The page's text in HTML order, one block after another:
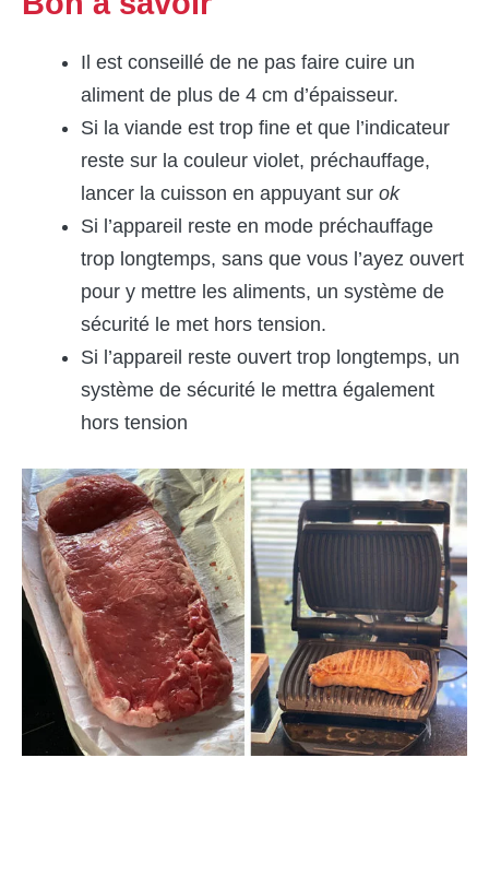
Il est conseillé de ne pas faire cuire un
aliment de plus de 4 cm d’épaisseur.
Si la viande est trop fine et que l’indicateur
reste sur la couleur violet, préchauffage,
lancer la cuisson en appuyant sur ok
Si l’appareil reste en mode préchauffage
trop longtemps, sans que vous l’ayez ouvert
pour y mettre les aliments, un système de
sécurité le met hors tension.
Si l’appareil reste ouvert trop longtemps, un
système de sécurité le mettra également
hors tension